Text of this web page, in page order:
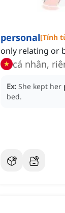
personal[Tính
only relating or
cá nhân,
Ex: She kept her
bed.